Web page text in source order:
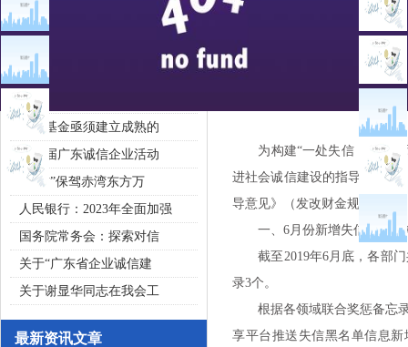
文章点击排行
重大突发公共卫生事件一
2020广东省守合同重信用企
私募基金亟须建立成熟的
第五届广东诚信企业活动
“诚信”保驾赤湾东方万
人民银行：2023年全面加强
国务院常务会：探索对信
关于“广东省企业诚信建
关于谢显华同志在我会工
最新资讯文章
诚信新闻
国家
为构建“一处失信，处处受
进社会诚信建设的指导意见》
导意见》（发改财金规〔2017
一、6月份新增失信联合惩
截至2019年6月底，各部门
录3个。
根据各领域联合奖惩备忘录
享平台推送失信黑名单信息新